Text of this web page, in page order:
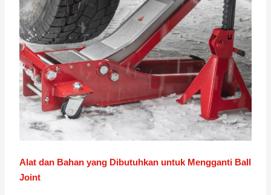
Alat dan Bahan yang Dibutuhkan untuk Mengganti Ball
Joint